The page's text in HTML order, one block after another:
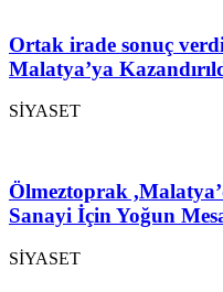
Ortak irade sonuç
Malatya’ya
SİYASET
Ölmeztoprak
Sanayi İçin Yoğun
SİYASET